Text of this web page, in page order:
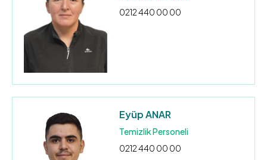
0212 440 00 00
Eyüp ANAR
Temizlik Personeli
0212 440 00 00